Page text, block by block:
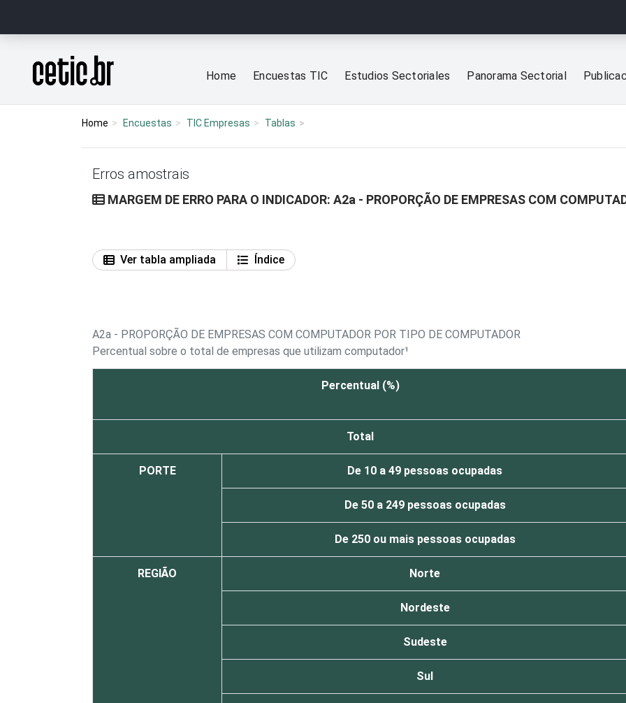
Página inicial
Home Encuestas TIC Estudios Sectoriales Panorama Sectorial
Home Encuestas TIC Empresas Tablas
Erros amostrais
MARGEM DE ERRO PARA O INDICADOR: A2a - PROPORÇÃO DE EMPRESAS COM
Ver tabla ampliada
Índice
A2a - PROPORÇÃO DE EMPRESAS COM COMPUTADOR POR TIPO DE COMPUTADOR
Percentual sobre o total de empresas que utilizam computador¹
Percentual (%)
Total
PORTE De 10 a 49 pessoas ocupadas
De 50 a 249 pessoas ocupadas
De 250 ou mais pessoas ocupadas
REGIÃO Norte
Nordeste
Sudeste
Sul